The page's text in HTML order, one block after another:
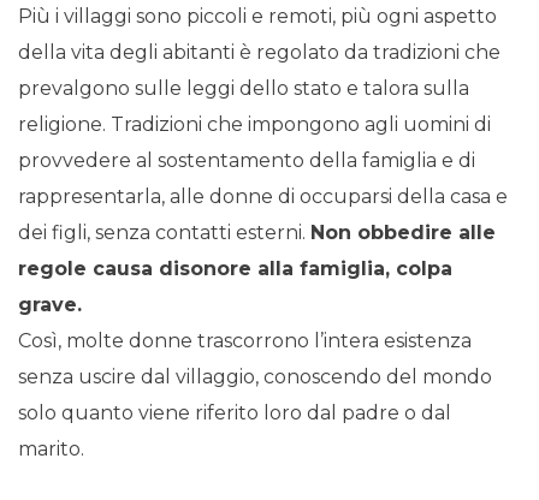
Più i villaggi sono piccoli e remoti, più ogni aspetto
della vita degli abitanti è regolato da tradizioni che
prevalgono sulle leggi dello stato e talora sulla
religione. Tradizioni che impongono agli uomini di
provvedere al sostentamento della famiglia e di
rappresentarla, alle donne di occuparsi della casa e
dei figli, senza contatti esterni. Non obbedire alle
regole causa disonore alla famiglia, colpa
grave.
Così, molte donne trascorrono l’intera esistenza
senza uscire dal villaggio, conoscendo del mondo
solo quanto viene riferito loro dal padre o dal
marito.